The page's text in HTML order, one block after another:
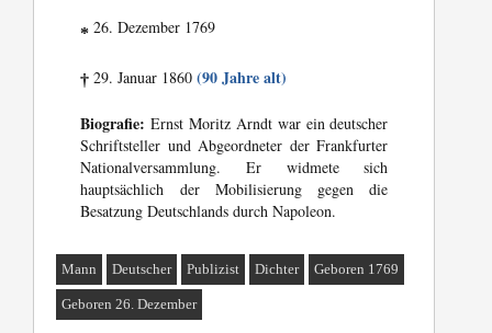
* 26. Dezember 1769
† 29. Januar 1860(90 Jahre alt)
Biografie: Ernst Moritz Arndt war ein deutscher
Schriftsteller und Abgeordneter der Frankfurter
Nationalversammlung. Er widmete sich
hauptsächlich der Mobilisierung gegen die
Besatzung Deutschlands durch Napoleon.
Mann Deutscher Publizist Dichter Geboren 1769
Geboren 26. Dezember